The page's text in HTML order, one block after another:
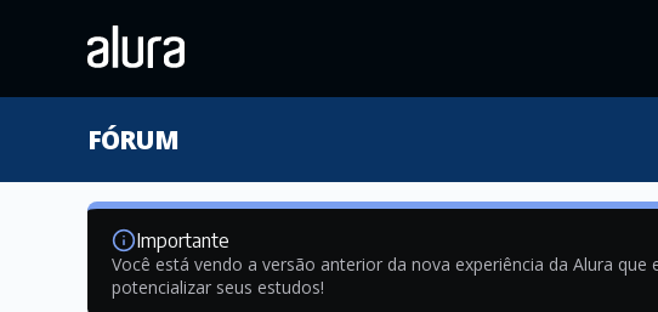
FÓRUM
Importante
Você está vendo a versão anterior da nova experiência da Alura
potencializar seus estudos!